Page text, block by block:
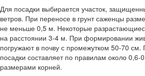
Для посадки выбирается участок,
ветров. При переносе в грунт саженцы
не меньше 0,5 м. Некоторые
на расстоянии 3-4 м. При формировании
погружают в почву с промежутком 50-70
посадки составляет по правилам около 0,6-
размерами корней.